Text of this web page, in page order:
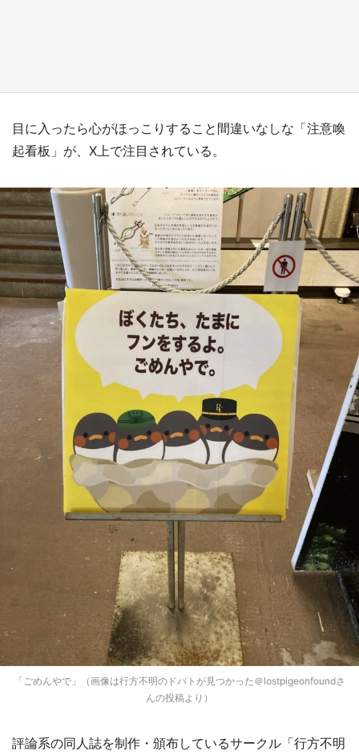
目に入ったら心がほっこりすること間違いなしな「注意喚
起看板」が、X上で注目されている。
「ごめんやで」（画像は行方不明のドバトが見つかった＠lostpigeonfoundさ
んの投稿より）
評論系の同人誌を制作・頒布しているサークル「行方不明